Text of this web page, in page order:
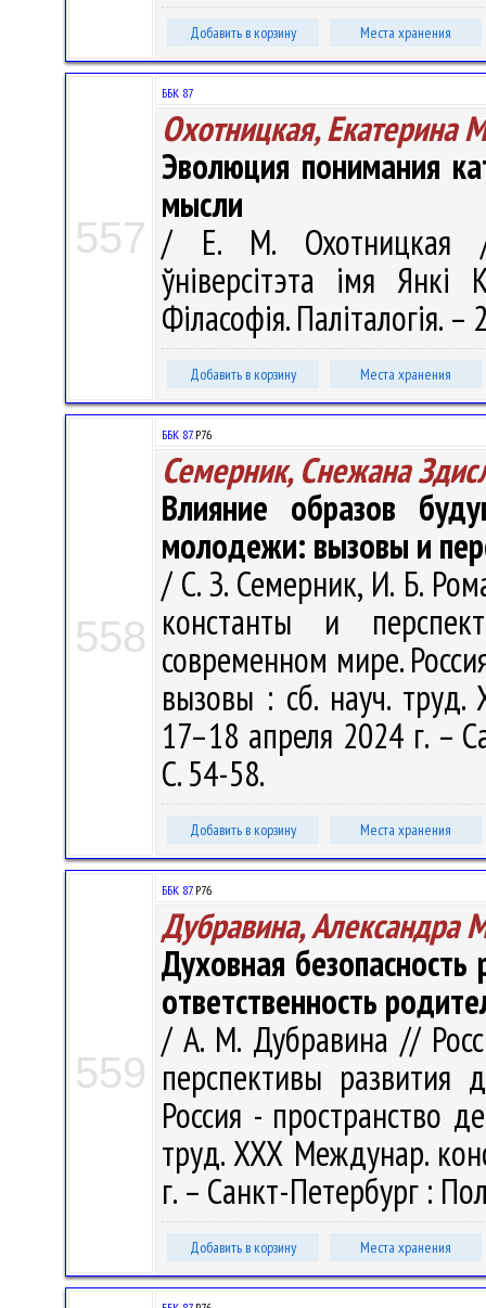
Добавить в корзину Места хранения
557
ББК 87
Охотницкая, Екатерина
Эволюция понимания
мысли
/ Е. М. Охотницкая //
ўніверсітэта імя Янкі
Філасофія. Паліталогія.
Добавить в корзину Места хранения
558
ББК 87.Р76
Семерник, Снежана
Влияние образов
молодежи: вызовы и
/ С. З. Семерник, И. Б.
константы и
современном мире.
вызовы : сб. науч.
17–18 апреля 2024 г. –
С. 54-58.
Добавить в корзину Места хранения
559
ББК 87.Р76
Дубравина, Александра
Духовная
ответственность
/ А. М. Дубравина //
перспективы развития
Россия - пространство
труд. ХХХ Междунар.
г. – Санкт-Петербург :
Добавить в корзину Места хранения